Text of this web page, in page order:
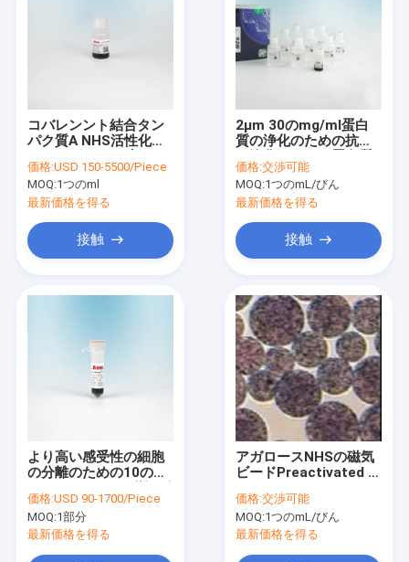
コバレンント結合タン
パク質A NHS活性化超
価格:USD 150-5500/Piece
MOQ:1つのml
最新価格を得る
接触
2μm 30のmg/ml蛋白
質の浄化のための抗体
25のmLの
価格:交渉可能
MOQ:1つのmL/びん
最新価格を得る
接触
より高い感受性の細胞
の分離のための10のML
ードNHS 300 Nm
価格:USD 90-1700/Piece
MOQ:1部分
最新価格を得る
アガロースNHSの磁気
ビードPreactivated N
キシNanoparticle
価格:交渉可能
MOQ:1つのmL/びん
最新価格を得る